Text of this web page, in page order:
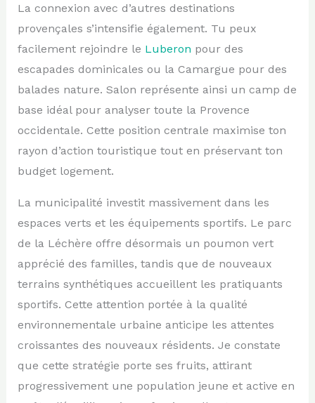
La connexion avec d’autres destinations
provençales s’intensifie également. Tu peux
facilement rejoindre le Luberon pour des
escapades dominicales ou la Camargue pour des
balades nature. Salon représente ainsi un camp de
base idéal pour analyser toute la Provence
occidentale. Cette position centrale maximise ton
rayon d’action touristique tout en préservant ton
budget logement.
La municipalité investit massivement dans les
espaces verts et les équipements sportifs. Le parc
de la Léchère offre désormais un poumon vert
apprécié des familles, tandis que de nouveaux
terrains synthétiques accueillent les pratiquants
sportifs. Cette attention portée à la qualité
environnementale urbaine anticipe les attentes
croissantes des nouveaux résidents. Je constate
que cette stratégie porte ses fruits, attirant
progressivement une population jeune et active en